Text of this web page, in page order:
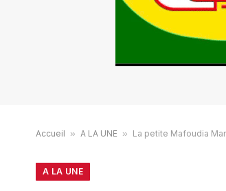
Accueil » A LA UNE » La petite Mafoudia
A LA UNE